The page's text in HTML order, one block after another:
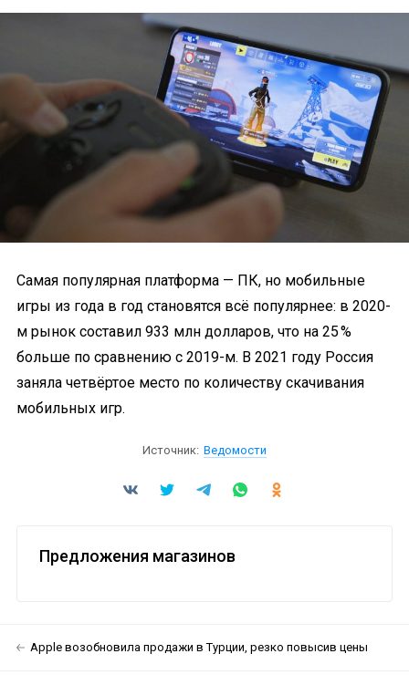
Самая популярная платформа — ПК, но мобильные
игры из года в год становятся всё популярнее: в 2020-
м рынок составил 933 млн долларов, что на 25 %
больше по сравнению с 2019-м. В 2021 году Россия
заняла четвёртое место по количеству скачивания
мобильных игр.
Источник: Ведомости
Предложения магазинов
Apple возобновила продажи в Турции, резко повысив цены